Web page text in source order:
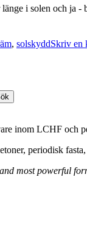
i solen och ja -
, solskyddSkriv en
inom LCHF och
periodisk
most powerful